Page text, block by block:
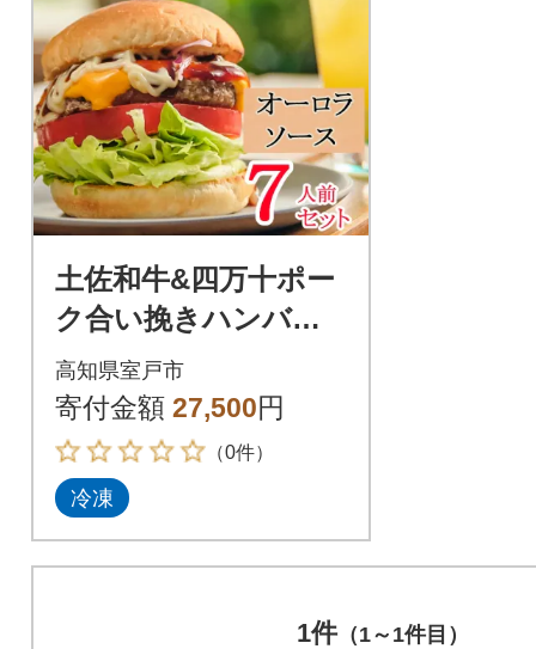
土佐和牛&四万十ポー
ク合い挽きハンバー
ガーセット【オーロ
ラソース】【7人前】
高知県室戸市
寄付金額 27,500円
（0件）
冷凍
1件（1～1件目）